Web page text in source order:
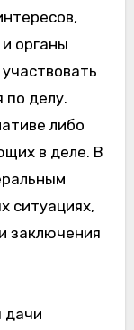
органы
по делу.
либо
в деле. В
ситуациях,
заключения
дачи